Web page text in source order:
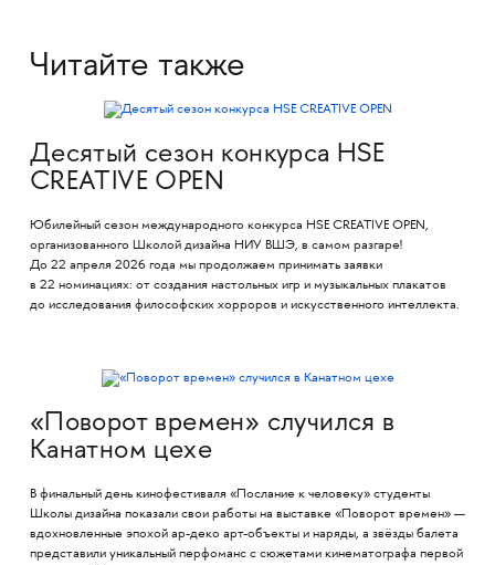
Читайте также
Десятый сезон конкурса HSE
CREATIVE OPEN
Юбилейный сезон международного конкурса HSE CREATIVE OPEN,
организованного Школой дизайна НИУ ВШЭ, в самом разгаре!
До 22 апреля 2026 года мы продолжаем принимать заявки
в 22 номинациях: от создания настольных игр и музыкальных плакатов
до исследования философских хорроров и искусственного интеллекта.
«Поворот времен» случился в
Канатном цехе
В финальный день кинофестиваля «Послание к человеку» студенты
Школы дизайна показали свои работы на выставке «Поворот времен» —
вдохновленные эпохой ар-деко арт-объекты и наряды, а звёзды балета
представили уникальный перфоманс с сюжетами кинематографа первой